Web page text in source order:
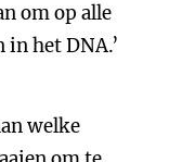
om op alle
het DNA.’
welke